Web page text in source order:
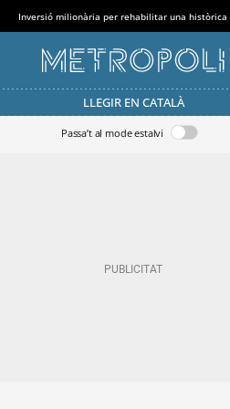
Inversió milionària per rehabilitar una històrica
LLEGIR EN CATALÀ
Passa’t al mode estalvi